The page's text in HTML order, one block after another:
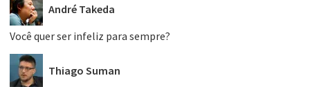
André Takeda
Você quer ser infeliz para sempre?
Thiago Suman